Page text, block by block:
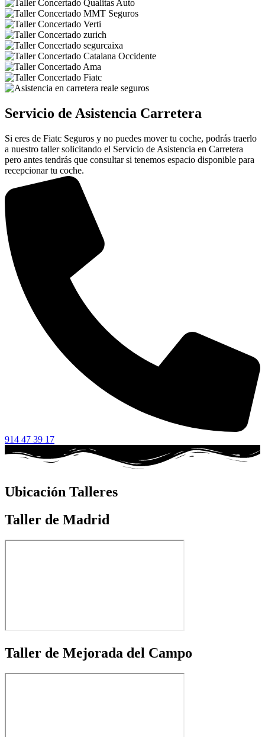
Servicio de Asistencia Carretera
Si eres de Fiatc Seguros y no puedes mover tu coche, podrás traerlo
a nuestro taller solicitando el Servicio de Asistencia en Carretera
pero antes tendrás que consultar si tenemos espacio disponible para
recepcionar tu coche.
914 47 39 17
Ubicación Talleres
Taller de Madrid
Taller de Mejorada del Campo